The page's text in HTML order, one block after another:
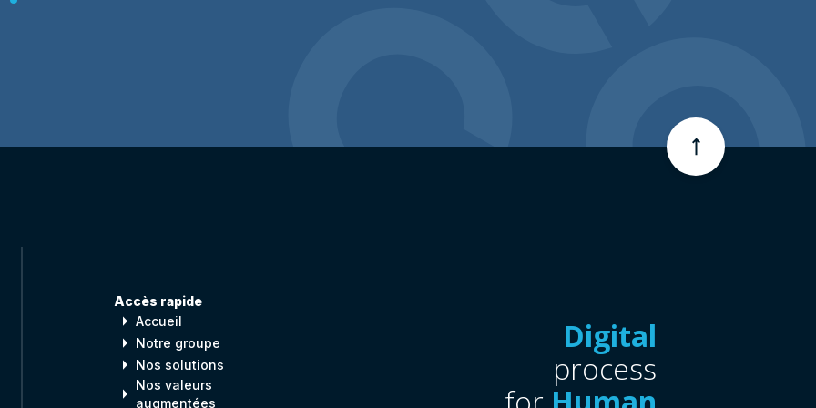
Accès rapide
arrow_right Accueil
arrow_right Notre groupe
arrow_right Nos solutions
arrow_right Nos valeurs
augmentées
Digital
process